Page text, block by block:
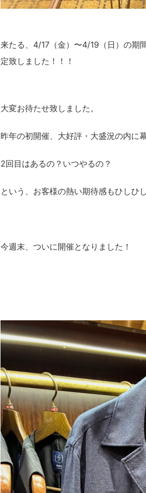
来たる、4/17（金）〜4/19（日）の期
定致しました！！！
大変お待たせ致しました。
昨年の初開催、大好評・大盛況の内に
2回目はあるの？いつやるの？
という、お客様の熱い期待感もひしひ
今週末、ついに開催となりました！